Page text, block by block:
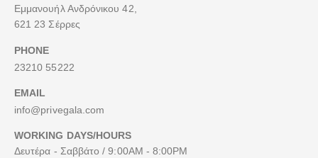
Εμμανουήλ Ανδρόνικου 42,
621 23 Σέρρες
PHONE
23210 55222
EMAIL
info@privegala.com
WORKING DAYS/HOURS
Δευτέρα - Σαββάτο / 9:00AM - 8:00PM